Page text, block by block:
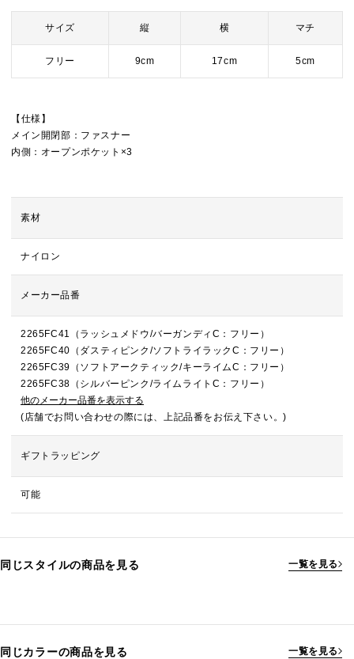
サイズ 縦 横 マチ
フリー 9cm 17cm 5cm
【仕様】
メイン開閉部：ファスナー
内側：オープンポケット×3
素材
ナイロン
メーカー品番
2265FC41（ラッシュメドウ/バーガンディC：フリー）
2265FC40（ダスティピンク/ソフトライラックC：フリー）
2265FC39（ソフトアークティック/キーライムC：フリー）
2265FC38（シルバーピンク/ライムライトC：フリー）
他のメーカー品番を表示する
(店舗でお問い合わせの際には、上記品番をお伝え下さい。)
ギフトラッピング
可能
同じスタイルの商品を見る 一覧を見る
同じカラーの商品を見る 一覧を見る